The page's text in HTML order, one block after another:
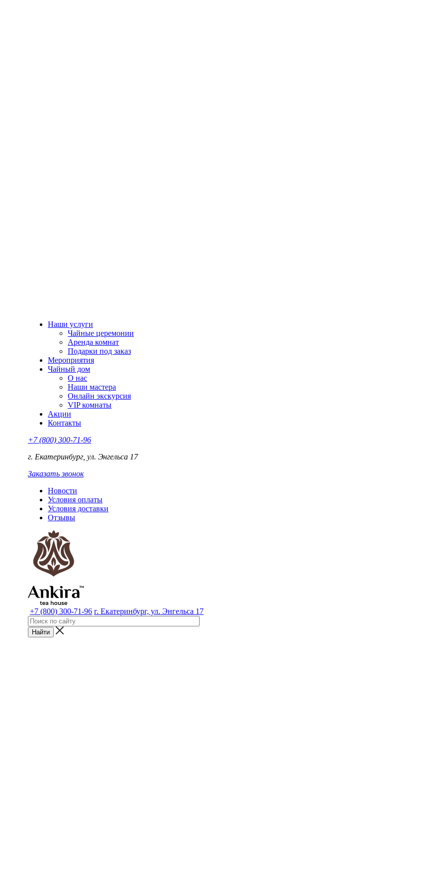
Наши услуги
Чайные церемонии
Аренда комнат
Подарки под заказ
Мероприятия
Чайный дом
О нас
Наши мастера
Онлайн экскурсия
VIP комнаты
Акции
Контакты
+7 (800) 300-71-96
г. Екатеринбург, ул. Энгельса 17
Заказать звонок
Новости
Условия оплаты
Условия доставки
Отзывы
+7 (800) 300-71-96 г. Екатеринбург, ул. Энгельса 17